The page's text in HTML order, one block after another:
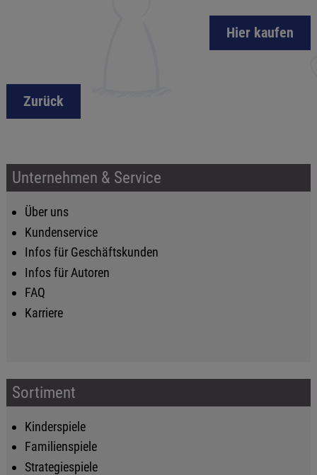
Hier kaufen
Zurück
Unternehmen & Service
Über uns
Kundenservice
Infos für Geschäftskunden
Infos für Autoren
FAQ
Karriere
Sortiment
Kinderspiele
Familienspiele
Strategiespiele